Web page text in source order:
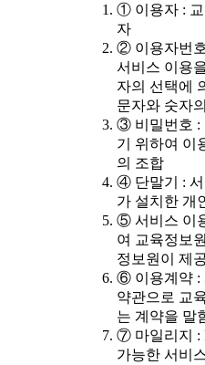
① 이용자 : 교
자
② 이용자번
서비스 이용
자의 선택에
문자와 숫자
③ 비밀번호 :
기 위하여 이
의 조합
④ 단말기 : 서
가 설치한 개
⑤ 서비스 이
여 교육정보
정보원이 제
⑥ 이용계약 :
약관으로 교
는 계약을 말
⑦ 마일리지 :
가능한 서비